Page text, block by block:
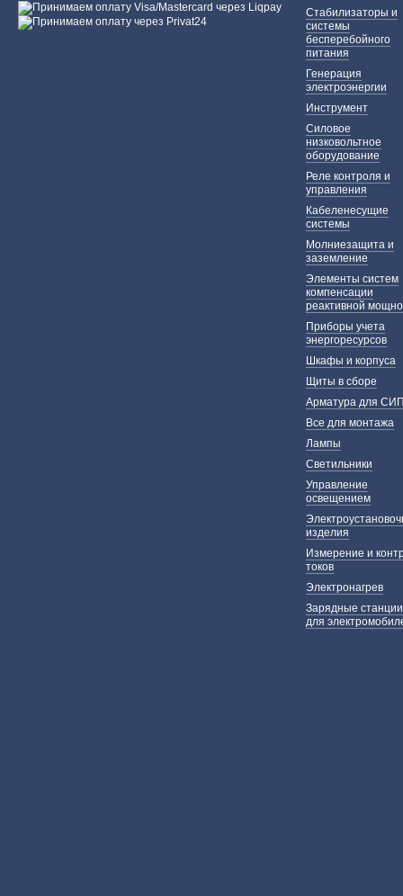
Стабилизаторы и
системы
бесперебойного
питания
Генерация
электроэнергии
Инструмент
Силовое
низковольтное
оборудование
Реле контроля и
управления
Кабеленесущие
системы
Молниезащита и
заземление
Элементы систем
компенсации
реактивной
Приборы учета
энергоресурсов
Шкафы и корпуса
Щиты в сборе
Арматура для
Все для монтажа
Лампы
Светильники
Управление
освещением
изделия
Измерение и
токов
Электронагрев
Зарядные станции
для